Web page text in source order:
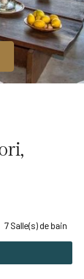
7 Salle(s) de bain